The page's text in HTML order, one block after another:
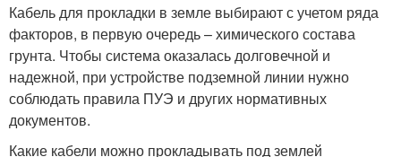
Кабель для прокладки в земле выбирают с учетом ряда
факторов, в первую очередь – химического состава
грунта. Чтобы система оказалась долговечной и
надежной, при устройстве подземной линии нужно
соблюдать правила ПУЭ и других нормативных
документов.
Какие кабели можно прокладывать под землей